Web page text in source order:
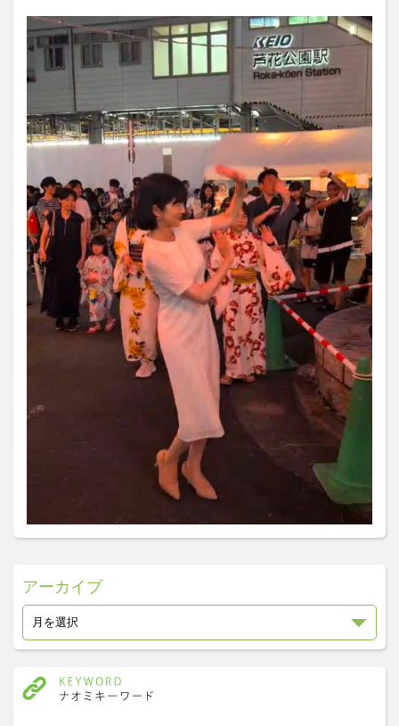
アーカイブ